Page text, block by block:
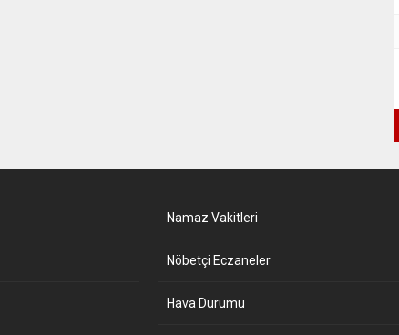
Namaz Vakitleri
Nöbetçi Eczaneler
Hava Durumu